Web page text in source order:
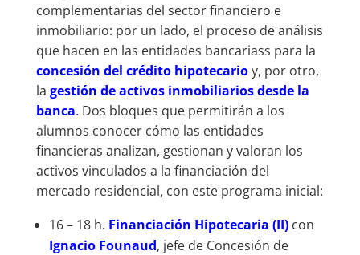
complementarias del sector financiero e
inmobiliario: por un lado, el proceso de análisis
que hacen en las entidades bancariass para la
concesión del crédito hipotecarioy, por otro,
la gestión de activos inmobiliarios desde la
banca. Dos bloques que permitirán a los
alumnos conocer cómo las entidades
financieras analizan, gestionan y valoran los
activos vinculados a la financiación del
mercado residencial, con este programa inicial:
16 – 18 h. Financiación Hipotecaria (II)con
Ignacio Founaud, jefe de Concesión de